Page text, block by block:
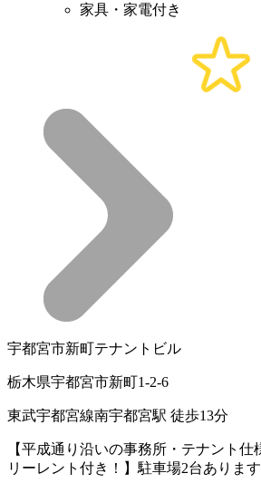
家具・家電付き
宇都宮市新町テナントビル
栃木県宇都宮市新町1-2-6
東武宇都宮線南宇都宮駅 徒歩13分
【平成通り沿いの事務所・テナント
リーレント付き！】駐車場2台あります